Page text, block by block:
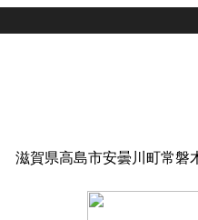
滋賀県高島市安曇川町常磐